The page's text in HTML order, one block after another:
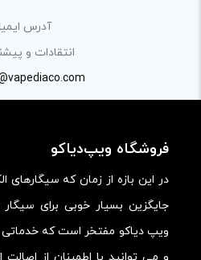
آدرس
انتقادات و
فروشگاه ویپ‌دیاکو
در این بازه از زمان که سیگارهای
جایگزین بسیار خوبی برای
ویپ دیاکو مفتخر است که